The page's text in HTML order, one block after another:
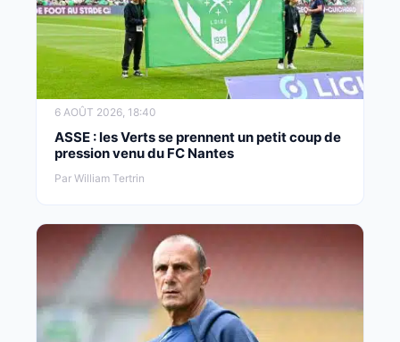
6 AOÛT 2026, 18:40
ASSE : les Verts se prennent un petit coup de
pression venu du FC Nantes
Par William Tertrin